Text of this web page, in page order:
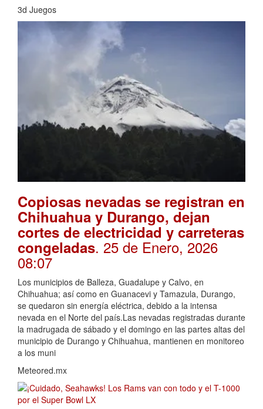
3d Juegos
Copiosas nevadas se registran en
Chihuahua y Durango, dejan
cortes de electricidad y carreteras
congeladas. 25 de Enero, 2026
08:07
Los municipios de Balleza, Guadalupe y Calvo, en
Chihuahua; así como en Guanacevi y Tamazula, Durango,
se quedaron sin energía eléctrica, debido a la intensa
nevada en el Norte del país.Las nevadas registradas durante
la madrugada de sábado y el domingo en las partes altas del
municipio de Durango y Chihuahua, mantienen en monitoreo
a los muni
Meteored.mx